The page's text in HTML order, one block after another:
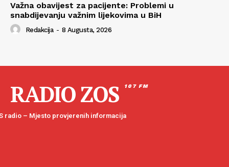
Važna obavijest za pacijente: Problemi u
snabdijevanju važnim lijekovima u BiH
Redakcija - 8 Augusta, 2026
RADIO ZOS 107 FM
radio – Mjesto provjerenih informacija